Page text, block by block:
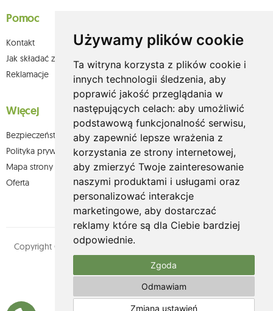
Używamy plików cookie
Ta witryna korzysta z plików cookie i
innych technologii śledzenia, aby
poprawić jakość przeglądania w
następujących celach: aby umożliwić
podstawową funkcjonalność serwisu,
aby zapewnić lepsze wrażenia z
korzystania ze strony internetowej,
aby zmierzyć Twoje zainteresowanie
naszymi produktami i usługami oraz
personalizować interakcje
marketingowe, aby dostarczać
reklamy które są dla Ciebie bardziej
odpowiednie.
Zgoda
Odmawiam
Zmiana ustawień
Pomoc
Kontakt
Jak składać zamówienia w sklepie olium.pl?
Reklamacje
Więcej
Bezpieczeństwo płatności
Polityka prywatności
Mapa strony
Oferta
Copyright © olium.pl. Wszystkie prawa zastrzeżone. Designed by
MOUTON interactive
Zobacz nasz profil na: